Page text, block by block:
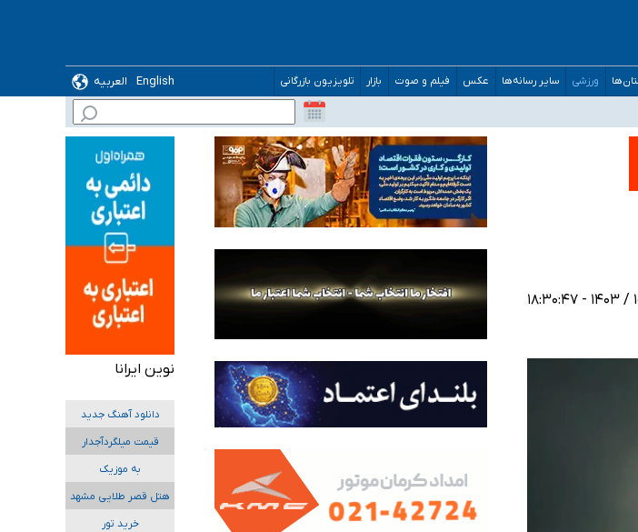
ورزشی سایر رسانه‌ها عکس فیلم و صوت بازار تلویزیون بازرگانی English
العربیه
نظامی دافوس آجا
از آستانه هشدار
در دبی متناسب با شرایط جدید تصمیم‌گیری می‌شود
نوین ایرانا
دانلود آهنگ جدید
قیمت میلگردآجدار
به موزیک
هتل قصر طلایی مشهد
خرید تور